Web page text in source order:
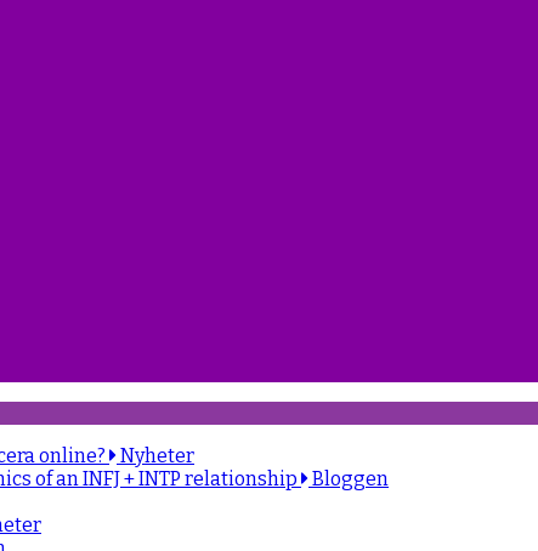
online?
Nyheter
of an INFJ + INTP relationship
Bloggen